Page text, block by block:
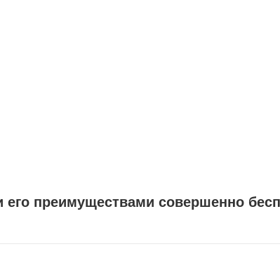
его преимуществами совершенно